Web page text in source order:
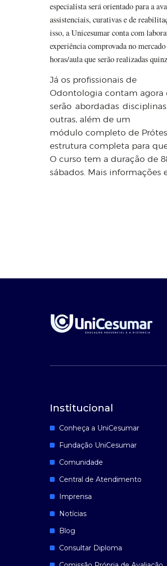
especialista será orientado para a
assistenciais, curativas e de
isso, a Unicesumar conta com
experiência comprovada no
horas/aula que serão realizadas
Já os profissionais de
Odontologia contam agora
serão abordadas
outras, além de um
módulo completo de
estrutura completa para
O curso tem a duração de
sábados. Mais informações
Institucional
Conheça a UniCesumar
Fundação UniCesumar
Comunidade
Central de Atendimento
Imprensa
Notícias
Blog
Consultar Diploma